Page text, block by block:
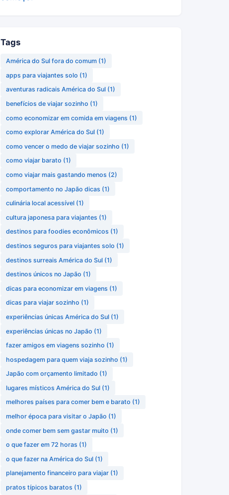
Tags
América do Sul fora do comum (1)
apps para viajantes solo (1)
aventuras radicais América do Sul (1)
benefícios de viajar sozinho (1)
como economizar em comida em viagens (1)
como explorar América do Sul (1)
como vencer o medo de viajar sozinho (1)
como viajar barato (1)
como viajar mais gastando menos (2)
comportamento no Japão dicas (1)
culinária local acessível (1)
cultura japonesa para viajantes (1)
destinos para foodies econômicos (1)
destinos seguros para viajantes solo (1)
destinos surreais América do Sul (1)
destinos únicos no Japão (1)
dicas para economizar em viagens (1)
dicas para viajar sozinho (1)
experiências únicas América do Sul (1)
experiências únicas no Japão (1)
fazer amigos em viagens sozinho (1)
hospedagem para quem viaja sozinho (1)
Japão com orçamento limitado (1)
lugares místicos América do Sul (1)
melhores países para comer bem e barato (1)
melhor época para visitar o Japão (1)
onde comer bem sem gastar muito (1)
o que fazer em 72 horas (1)
o que fazer na América do Sul (1)
planejamento financeiro para viajar (1)
pratos típicos baratos (1)